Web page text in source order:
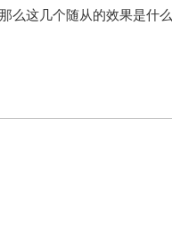
么这几个随从的效果是什